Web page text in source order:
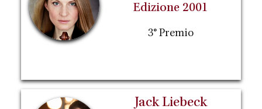
Edizione 2001
3° Premio
Jack Liebeck